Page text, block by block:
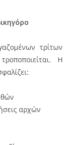
τρίτων
Η
αρχών